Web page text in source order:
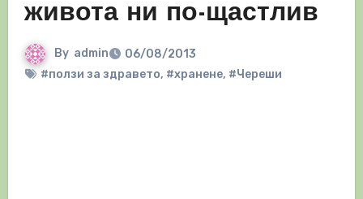
живота ни по-щастлив
By admin
06/08/2013
#ползи за здравето, #хранене, #Череши